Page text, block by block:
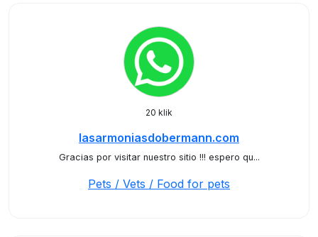
20 klik
lasarmoniasdobermann.com
Gracias por visitar nuestro sitio !!! espero qu...
Pets / Vets / Food for pets